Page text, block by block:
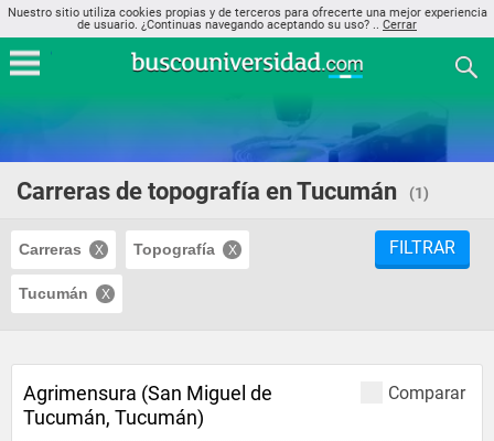
Nuestro sitio utiliza cookies propias y de terceros para ofrecerte una mejor experiencia
de usuario. ¿Continuas navegando aceptando su uso? .. Cerrar
Carreras de topografía en Tucumán (1)
Carreras Topografía
Tucumán
FILTRAR
Comparar
Agrimensura (San Miguel de
Tucumán, Tucumán)